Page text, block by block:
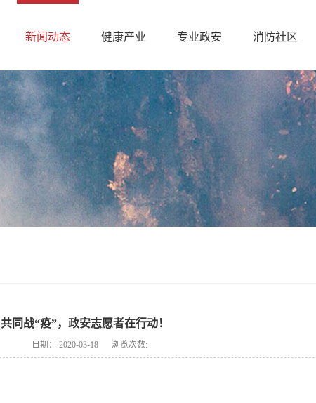
新闻动态 健康产业 专业政安 消防社区
共同战“疫”，政安志愿者在行动！
日期： 2020-03-18 浏览次数: